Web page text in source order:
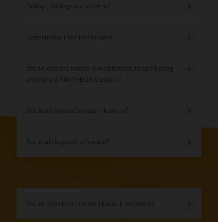
Dokup i nadogradnja licenci
Licenciranje i serijski brojevi
Šta se dešava nakon iskorištenosti iznajmljenog
prostora u PANTHEON Cloud-u?
Šta znači mjesečni najam licence?
Šta znači kupovina licence?
Šta su konektor licence i kada ih trebamo?